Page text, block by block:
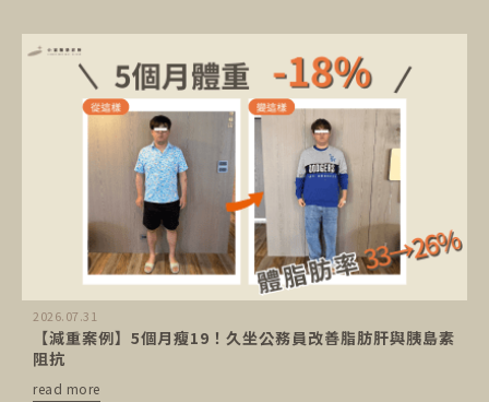
2026.07.31
【減重案例】5個月瘦19！久坐公務員改善脂肪肝與胰島素
阻抗
read more